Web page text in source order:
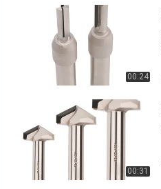
00:24
00:31